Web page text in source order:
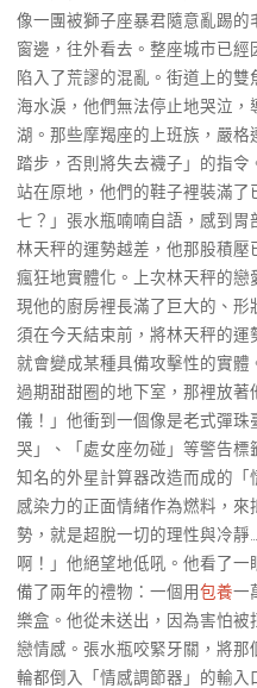
像一團被獅子座暴君隨意亂踢的
窗邊，往外看去。整座城市已
陷入了荒謬的混亂。街道上的
海水淚，他們無法停止地哭泣
湖。那些摩羯座的上班族，嚴
踏步，否則將失去襪子」的指
站在原地，他們的鞋子裡裝滿
七？」張水瓶喃喃自語，感到胃
林天秤的運勢越差，他那股積
瘋狂地實體化。上次林天秤的
現他的廚房裡長滿了巨大的、
須在今天結束前，將林天秤的
就會變成某種具備攻擊性的實
過期甜甜圈的地下室，那裡放
儀！」他衝到一個像是老式彈
哭」、「處女座勿碰」等警告
知名的外星計算器改造而成的
感染力的正面情緒作為燃料，
勢，就是超脫一切的理性與冷
啊！」他絕望地低吼。他看了
備了兩年的禮物：一個用包養一
樂盒。他從未送出，因為害怕
戀情感。張水瓶咬緊牙關，將
輪都倒入「情感調節器」的輸